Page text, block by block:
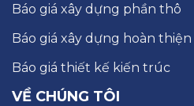
Báo giá xây dựng phần thô
Báo giá xây dựng hoàn thiện
Báo giá thiết kế kiến trúc
VỀ CHÚNG TÔI